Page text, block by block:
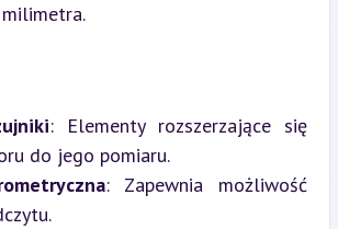
: Elementy rozszerzające się
do jego pomiaru.
: Zapewnia możliwość